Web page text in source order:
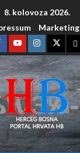
8. kolovoza 2026.
Marketing